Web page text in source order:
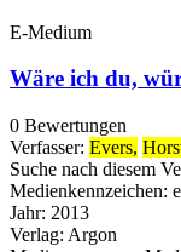
E-Medium
Wäre ich du,
0 Bewertungen
Verfasser: Evers,
Suche nach diesem
Medienkennzeichen:
Jahr: 2013
Verlag: Argon